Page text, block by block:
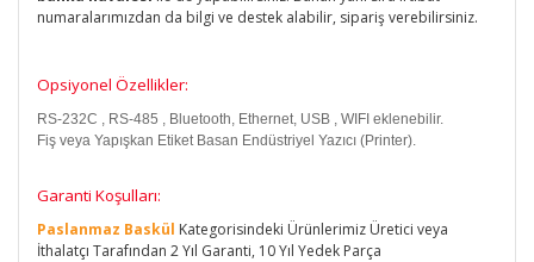
numaralarımızdan da bilgi ve destek alabilir, sipariş verebilirsiniz.
Opsiyonel Özellikler:
RS-232C , RS-485 , Bluetooth, Ethernet, USB , WIFI eklenebilir.
Fiş veya Yapışkan Etiket Basan Endüstriyel Yazıcı (Printer).
Garanti Koşulları:
Paslanmaz Baskül Kategorisindeki Ürünlerimiz Üretici veya
İthalatçı Tarafından 2 Yıl Garanti, 10 Yıl Yedek Parça